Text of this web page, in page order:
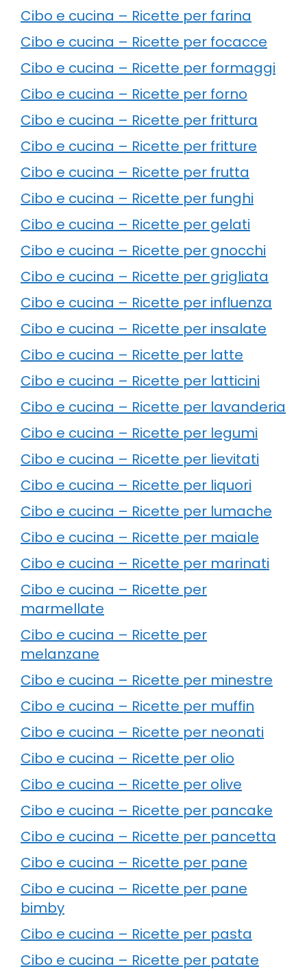
Cibo e cucina – Ricette per farina
Cibo e cucina – Ricette per focacce
Cibo e cucina – Ricette per formaggi
Cibo e cucina – Ricette per forno
Cibo e cucina – Ricette per frittura
Cibo e cucina – Ricette per fritture
Cibo e cucina – Ricette per frutta
Cibo e cucina – Ricette per funghi
Cibo e cucina – Ricette per gelati
Cibo e cucina – Ricette per gnocchi
Cibo e cucina – Ricette per grigliata
Cibo e cucina – Ricette per influenza
Cibo e cucina – Ricette per insalate
Cibo e cucina – Ricette per latte
Cibo e cucina – Ricette per latticini
Cibo e cucina – Ricette per lavanderia
Cibo e cucina – Ricette per legumi
Cibo e cucina – Ricette per lievitati
Cibo e cucina – Ricette per liquori
Cibo e cucina – Ricette per lumache
Cibo e cucina – Ricette per maiale
Cibo e cucina – Ricette per marinati
Cibo e cucina – Ricette per
marmellate
Cibo e cucina – Ricette per
melanzane
Cibo e cucina – Ricette per minestre
Cibo e cucina – Ricette per muffin
Cibo e cucina – Ricette per neonati
Cibo e cucina – Ricette per olio
Cibo e cucina – Ricette per olive
Cibo e cucina – Ricette per pancake
Cibo e cucina – Ricette per pancetta
Cibo e cucina – Ricette per pane
Cibo e cucina – Ricette per pane
bimby
Cibo e cucina – Ricette per pasta
Cibo e cucina – Ricette per patate